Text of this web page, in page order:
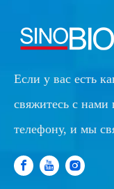
Если у вас есть
свяжитесь с нами
телефону, и мы